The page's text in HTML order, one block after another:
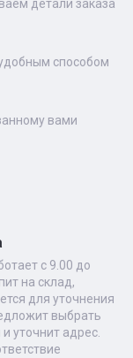
детали заказа
способом
вами
с 9.00 до
на склад,
для уточнения
выбрать
уточнит адрес.